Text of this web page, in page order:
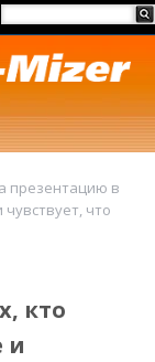
презентацию в
что
кто
и